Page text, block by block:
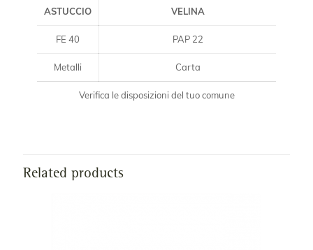
ASTUCCIO VELINA
FE 40 PAP 22
Metalli Carta
Verifica le disposizioni del tuo comune
Related products